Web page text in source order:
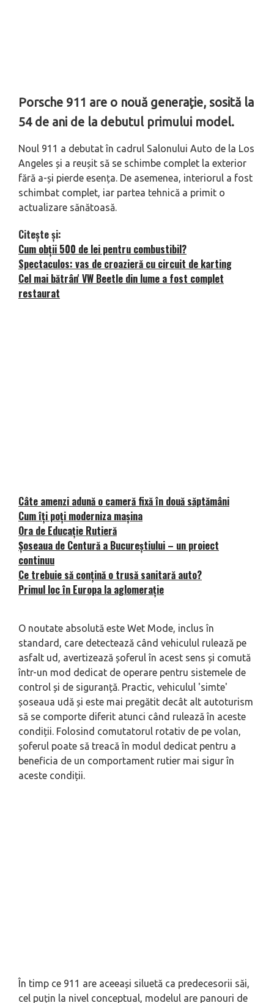
Porsche 911 are o nouă generație, sosită la
54 de ani de la debutul primului model.
Noul 911 a debutat în cadrul Salonului Auto de la Los
Angeles și a reușit să se schimbe complet la exterior
fără a-și pierde esența. De asemenea, interiorul a fost
schimbat complet, iar partea tehnică a primit o
actualizare sănătoasă.
Citește și:
Cum obții 500 de lei pentru combustibil?
Spectaculos: vas de croazieră cu circuit de karting
Cel mai bătrân' VW Beetle din lume a fost complet
restaurat
Câte amenzi adună o cameră fixă în două săptămâni
Cum îți poți moderniza mașina
Ora de Educație Rutieră
Șoseaua de Centură a Bucureștiului – un proiect
continuu
Ce trebuie să conțină o trusă sanitară auto?
Primul loc în Europa la aglomerație
O noutate absolută este Wet Mode, inclus în
standard, care detectează când vehiculul rulează pe
asfalt ud, avertizează șoferul în acest sens și comută
într-un mod dedicat de operare pentru sistemele de
control și de siguranță. Practic, vehiculul 'simte'
șoseaua udă și este mai pregătit decât alt autoturism
să se comporte diferit atunci când rulează în aceste
condiții. Folosind comutatorul rotativ de pe volan,
șoferul poate să treacă în modul dedicat pentru a
beneficia de un comportament rutier mai sigur în
aceste condiții.
În timp ce 911 are aceeași siluetă ca predecesorii săi,
cel puțin la nivel conceptual, modelul are panouri de